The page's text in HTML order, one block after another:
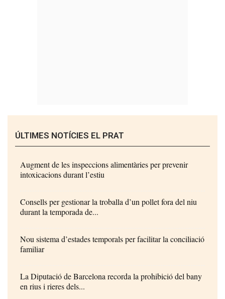
ÚLTIMES NOTÍCIES EL PRAT
Augment de les inspeccions alimentàries per prevenir
intoxicacions durant l’estiu
Consells per gestionar la troballa d’un pollet fora del niu
durant la temporada de...
Nou sistema d’estades temporals per facilitar la conciliació
familiar
La Diputació de Barcelona recorda la prohibició del bany
en rius i rieres dels...